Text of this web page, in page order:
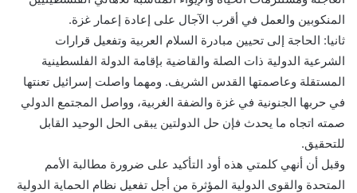
المنكوبين والعمل في أقرب الآجال على إعادة إعمار غزة.
ثانيا: الحاجة إلى تحيين مبادرة السلام العربية وتفعيل قرارات
الشرعية الدولية ذات الصلة والقاضية بإقامة الدولة الفلسطينية
المستقلة وعاصمتها القدس الشريف. ومهما واصلت إسرائيل تعنتها
في حربها الجنونية في غزة والضفة الغربية، وواصل المجتمع الدولي
صمته اتجاه ما يحدث فإن حل الدولتين يبقى الحل الوحيد القابل
للتحقيق.
وقبل أن أنهي كلمتي هذه أود التأكيد على ضرورة مطالبة الأمم
المتحدة والقوى الدولية المؤثرة من أجل تفعيل نظام الحماية الدولية